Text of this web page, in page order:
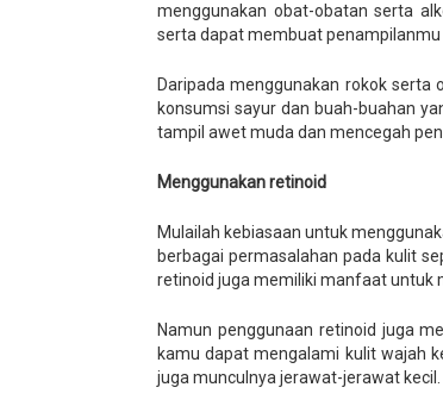
menggunakan obat-obatan serta
serta dapat membuat penampilanmu
Daripada menggunakan rokok
konsumsi sayur dan buah-buahan
tampil awet muda dan mencegah
Menggunakan retinoid
Mulailah kebiasaan untuk
berbagai permasalahan pada kulit
retinoid juga memiliki manfaat untuk
Namun penggunaan retinoid juga
kamu dapat mengalami kulit wajah
juga munculnya jerawat-jerawat